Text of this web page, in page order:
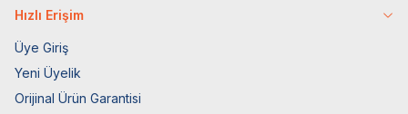
Hızlı Erişim
Üye Giriş
Yeni Üyelik
Orijinal Ürün Garantisi